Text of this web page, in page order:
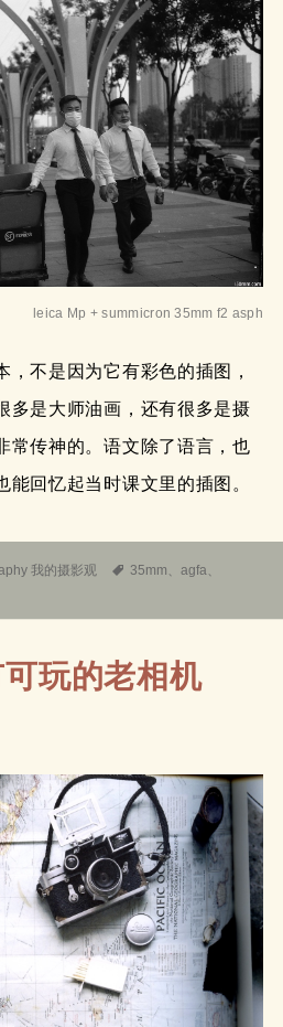
leica Mp + summicron 35mm f2 asph
，不是因为它有彩色的插图，
多是大师油画，还有很多是摄
常传神的。语文除了语言，也
能回忆起当时课文里的插图。
我的摄影观
标
35mm 、agfa、
玩的老相机